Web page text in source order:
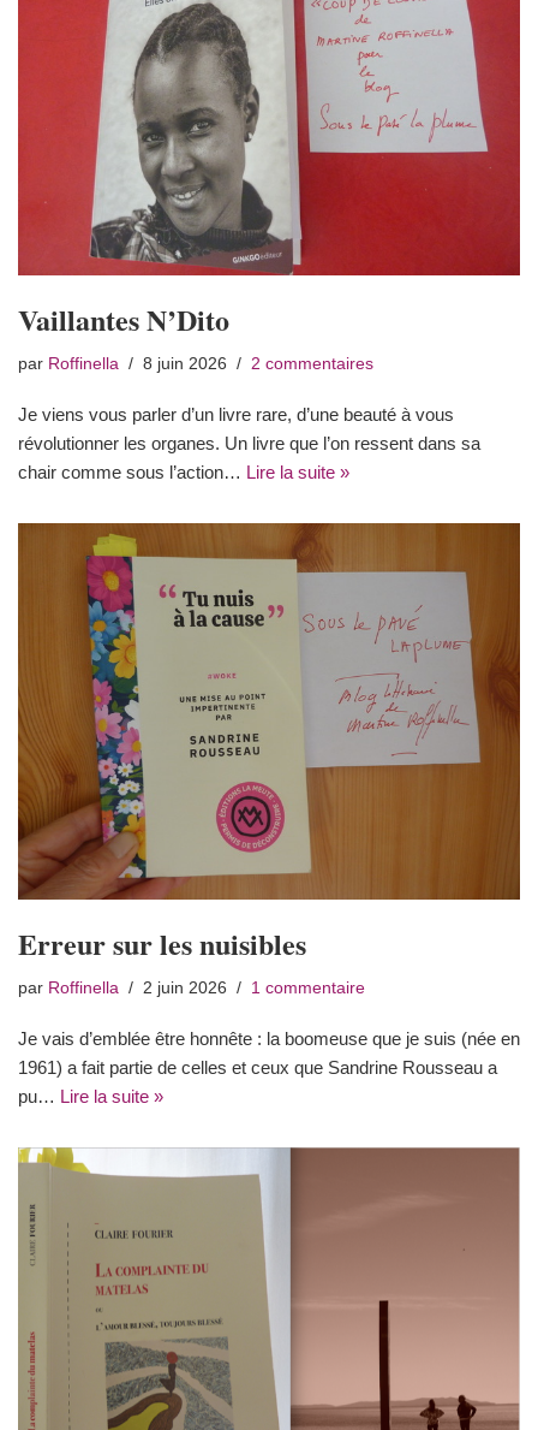
Vaillantes N’Dito
par Roffinella 8 juin 2026 2 commentaires
Je viens vous parler d’un livre rare, d’une beauté à vous
révolutionner les organes. Un livre que l’on ressent dans sa
chair comme sous l’action… Lire la suite »
Erreur sur les nuisibles
par Roffinella 2 juin 2026 1 commentaire
Je vais d’emblée être honnête : la boomeuse que je suis (née en
1961) a fait partie de celles et ceux que Sandrine Rousseau a
pu… Lire la suite »